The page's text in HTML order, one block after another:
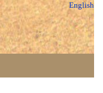
English